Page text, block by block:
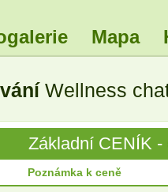
Mapa
Wellness
Základní CENÍK
Poznámka k ceně